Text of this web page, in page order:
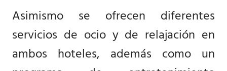
Asimismo se ofrecen diferentes
servicios de ocio y de relajación en
ambos hoteles, además como un